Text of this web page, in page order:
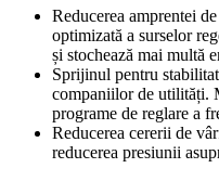
Reducerea amprentei
optimizată a surselor
și stochează mai multă
Sprijinul pentru
companiilor de utilități.
programe de reglare a
Reducerea cererii de
reducerea presiunii